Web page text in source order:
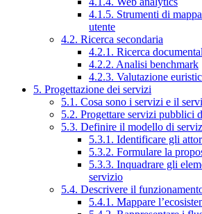
4.1.5. Strumenti di
utente
4.2. Ricerca secondaria
4.2.1. Ricerca
4.2.2. Analisi benchmark
4.2.3. Valutazione
5. Progettazione dei servizi
5.1. Cosa sono i servizi e il
5.2. Progettare servizi pubblici
5.3. Definire il modello di
5.3.1. Identificare gli
5.3.2. Formulare la
5.3.3. Inquadrare gli
servizio
5.4. Descrivere il
5.4.1. Mappare